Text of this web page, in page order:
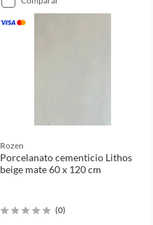
Rozen
Porcelanato cementicio Lithos
beige mate 60 x 120 cm
(0)